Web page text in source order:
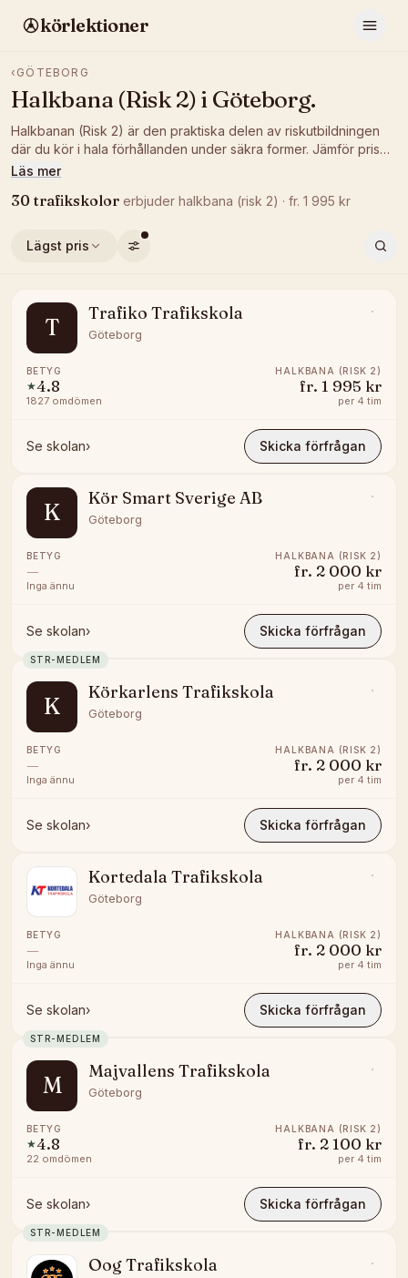
körlektioner
‹ GÖTEBORG
Halkbana (Risk 2)iGöteborg.
Halkbanan (Risk 2) är den praktiska delen av riskutbildningen
där du kör i hala förhållanden under säkra former. Jämför pris
och betyg hos trafikskolor i Göteborg som ordnar halkbana och
Läs mer
30 trafikskolor erbjuder halkbana (risk 2) · fr. 1 995 kr
Lägst pris
T
Trafiko Trafikskola
Göteborg
BETYG
★4.8
1827 omdömen
HALKBANA (RISK 2)
fr. 1 995 kr
per 4 tim
Se skolan› Skicka förfrågan
K
Kör Smart Sverige AB
Göteborg
BETYG
—
Inga ännu
HALKBANA (RISK 2)
fr. 2 000 kr
per 4 tim
Se skolan› Skicka förfrågan
STR-MEDLEM
K
Körkarlens Trafikskola
Göteborg
BETYG
—
Inga ännu
HALKBANA (RISK 2)
fr. 2 000 kr
per 4 tim
Se skolan› Skicka förfrågan
Kortedala Trafikskola
Göteborg
BETYG
—
Inga ännu
HALKBANA (RISK 2)
fr. 2 000 kr
per 4 tim
Se skolan› Skicka förfrågan
STR-MEDLEM
M
Majvallens Trafikskola
Göteborg
BETYG
★4.8
22 omdömen
HALKBANA (RISK 2)
fr. 2 100 kr
per 4 tim
Se skolan› Skicka förfrågan
STR-MEDLEM
Oog Trafikskola